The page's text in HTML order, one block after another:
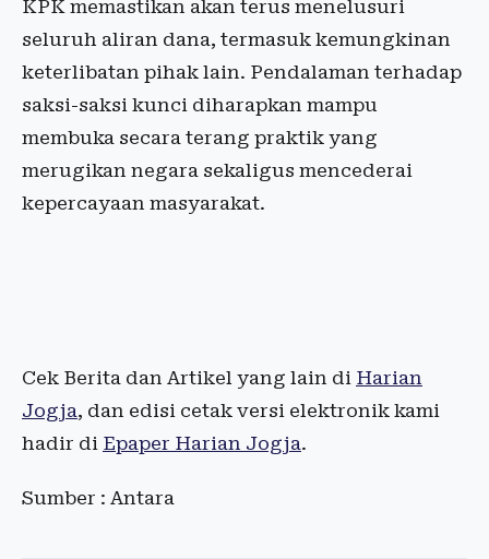
KPK memastikan akan terus menelusuri
seluruh aliran dana, termasuk kemungkinan
keterlibatan pihak lain. Pendalaman terhadap
saksi-saksi kunci diharapkan mampu
membuka secara terang praktik yang
merugikan negara sekaligus mencederai
kepercayaan masyarakat.
Cek Berita dan Artikel yang lain di Harian
Jogja, dan edisi cetak versi elektronik kami
hadir di Epaper Harian Jogja.
Sumber : Antara